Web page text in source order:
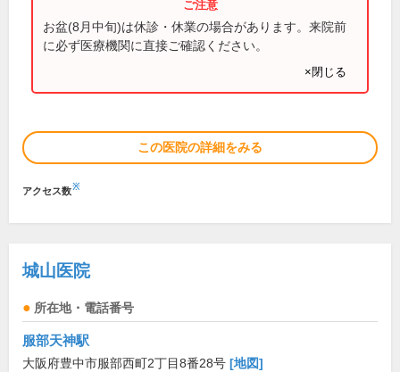
お盆(8月中旬)は休診・休業の場合があります。来院前
に必ず医療機関に直接ご確認ください。
×閉じる
この医院の詳細をみる
アクセス数※
城山医院
所在地・電話番号
服部天神駅
大阪府豊中市服部西町2丁目8番28号 [地図]